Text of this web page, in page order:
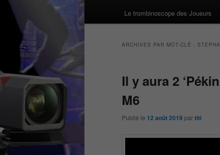
Le trombinoscope des Joueurs
ARCHIVES PAR MOT-CLÉ :
Il y aura 2
M6
Publié le 12 août 2019 partiti